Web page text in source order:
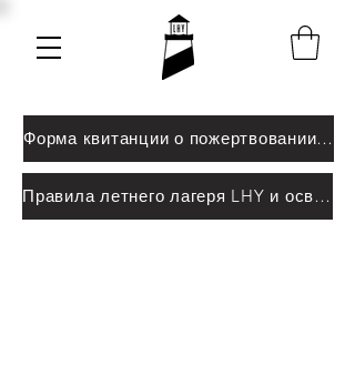
Форма квитанции о пожертвовании LHY
Правила летнего лагеря LHY и освобождение от ответственности